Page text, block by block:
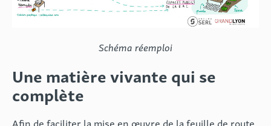
Schéma réemploi
Une matière vivante qui se
complète
Afin de faciliter la mise en œuvre de la feuille de route